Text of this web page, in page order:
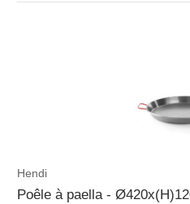
Hendi
Poêle à paella -